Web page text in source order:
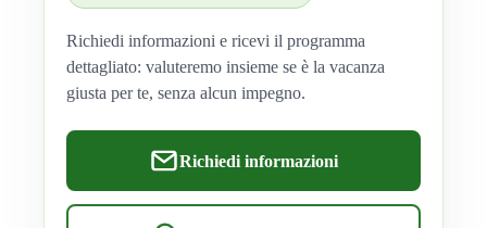
Richiedi informazioni e ricevi il programma
dettagliato: valuteremo insieme se è la vacanza
giusta per te, senza alcun impegno.
Richiedi informazioni